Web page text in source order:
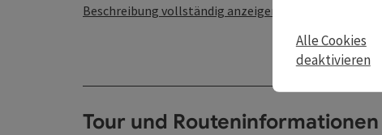
Beschreibung vollständig anzeigen
Tour und Routeninformationen
Alle Cookies
deaktivieren